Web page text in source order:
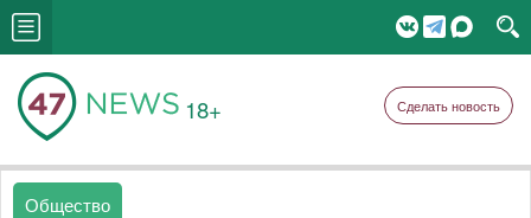
18+ Сделать новость
Общество